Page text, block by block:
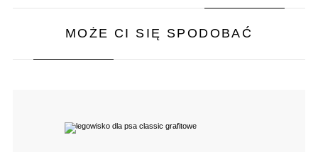
MOŻE CI SIĘ SPODOBAĆ